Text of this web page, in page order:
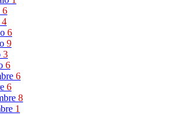
6
4
6
9
3
6
6
6
8
1